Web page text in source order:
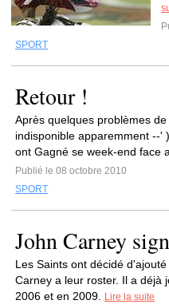
SPORT
Retour !
Après quelques problèmes
indisponible apparemment --'
ont Gagné se week-end face
Publié le 08 octobre 2010
SPORT
John Carney
Les Saints ont décidé
Carney a leur roster. Il a déjà
2006 et en 2009.
Lire la suite